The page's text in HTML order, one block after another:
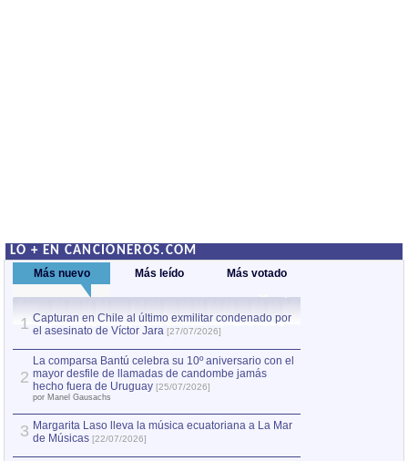
LO + EN CANCIONEROS.COM
Más nuevo Más leído Más votado
1 Capturan en Chile al último exmilitar condenado por
el asesinato de Víctor Jara [27/07/2026]
2
La comparsa Bantú celebra su 10º aniversario con el
mayor desfile de llamadas de candombe jamás
hecho fuera de Uruguay [25/07/2026]
por Manel Gausachs
3 Margarita Laso lleva la música ecuatoriana a La Mar
de Músicas [22/07/2026]